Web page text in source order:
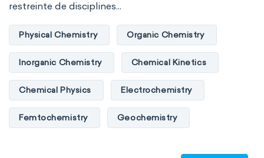
restreinte de disciplines...
Physical Chemistry Organic Chemistry
Inorganic Chemistry Chemical Kinetics
Chemical Physics Electrochemistry
Femtochemistry Geochemistry